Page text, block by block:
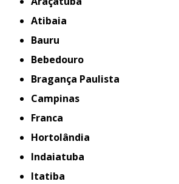
Atibaia
Bauru
Bebedouro
Bragança Paulista
Campinas
Franca
Hortolândia
Indaiatuba
Itatiba